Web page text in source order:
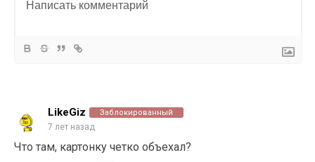
LikeGiz Заблокированный
7 лет назад
Что там, картонку четко объехал?